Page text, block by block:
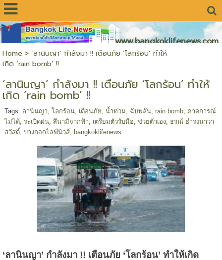
www.bangkoklifenews.com
Home > ‘ลานินญา’ กำลังมา !! เตือนภัย ‘โลกร้อน’ ทำให้
เกิด ‘rain bomb’ !!
‘ลานินญา’ กำลังมา !! เตือนภัย ‘โลกร้อน’ ทำให้
เกิด ‘rain bomb’ !!
Tags: ลานินญา โลกร้อน, เตือนภัย น้ำท่วม ฉับพลัน, rain bomb, คาดการณ์
ไม่ได้, ระเบิดฝน, สึนามิจากฟ้า เตรียมตัวรับมือ ช่วยตัวเอง, ธรณ์ ธำรงนาวา
สวัสดิ์, บางกอกไลฟ์นิวส์, bangkoklifenews
‘ลานินญา’ กำลังมา !! เตือนภัย ‘โลกร้อน’ ทำให้เกิด